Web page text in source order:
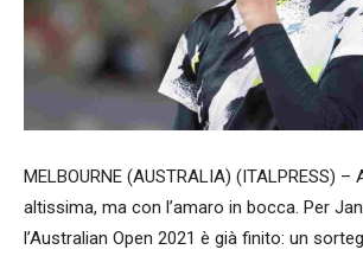
MELBOURNE (AUSTRALIA) (ITALPRESS) –
altissima, ma con l’amaro in bocca. Per
l’Australian Open 2021 è già finito: un